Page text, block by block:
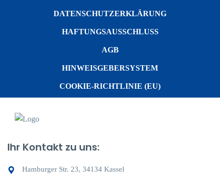
DATENSCHUTZERKLÄRUNG
HAFTUNGSAUSSCHLUSS
AGB
HINWEISGEBERSYSTEM
COOKIE-RICHTLINIE (EU)
Ihr Kontakt zu uns:
Hamburger Str. 23, 34134 Kassel